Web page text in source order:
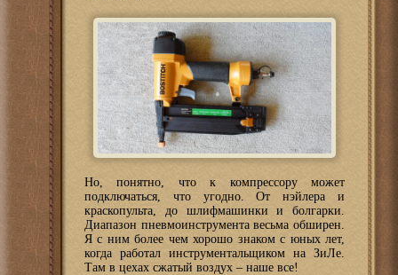
Но, понятно, что к компрессору может
подключаться, что угодно. От нэйлера и
краскопульта, до шлифмашинки и болгарки.
Диапазон пневмоинструмента весьма обширен.
Я с ним более чем хорошо знаком с юных лет,
когда работал инструментальщиком на ЗиЛе.
Там в цехах сжатый воздух – наше все!